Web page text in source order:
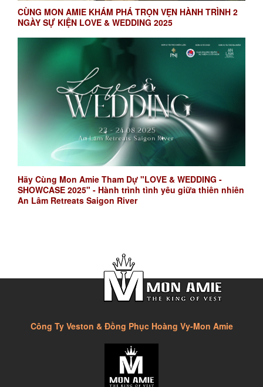
CÙNG MON AMIE KHÁM PHÁ TRỌN VẸN HÀNH TRÌNH 2
NGÀY SỰ KIỆN LOVE & WEDDING 2025
Hãy Cùng Mon Amie Tham Dự "LOVE & WEDDING -
SHOWCASE 2025" - Hành trình tình yêu giữa thiên nhiên
An Lâm Retreats Saigon River
Công Ty Veston & Đồng Phục Hoàng Vy-Mon Amie